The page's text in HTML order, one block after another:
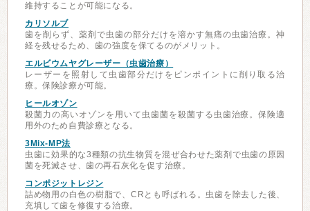
維持することが可能になる。
カリソルブ
歯を削らず、薬剤で虫歯の部分だけを溶かす無痛の虫歯治療。神
経を残せるため、歯の強度を保てるのがメリット。
エルビウムヤグレーザー（虫歯治療）
レーザーを照射して虫歯部分だけをピンポイントに削り取る治
療。保険診療が可能。
ヒールオゾン
殺菌力の高いオゾンを用いて虫歯菌を殺菌する虫歯治療。保険適
用外のため自費診療となる。
3Mix-MP法
虫歯に効果的な3種類の抗生物質を混ぜ合わせた薬剤で虫歯の原因
菌を死滅させ、歯の再石灰化を促す治療。
コンポジットレジン
詰め物用の白色の樹脂で、CRとも呼ばれる。虫歯を除去した後、
充填して歯を修復する治療。